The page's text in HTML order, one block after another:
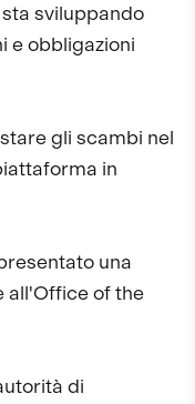
sviluppando
e obbligazioni
gli scambi nel
in
una
all'Office of the
di